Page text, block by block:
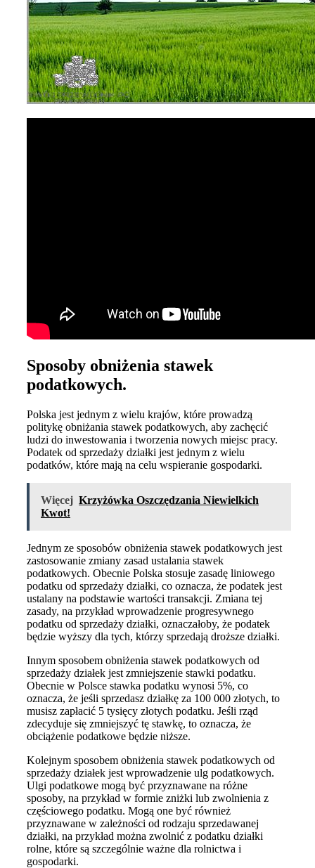
Sposoby obniżenia stawek
podatkowych.
Polska jest jednym z wielu krajów, które prowadzą
politykę obniżania stawek podatkowych, aby zachęcić
ludzi do inwestowania i tworzenia nowych miejsc pracy.
Podatek od sprzedaży działki jest jednym z wielu
podatków, które mają na celu wspieranie gospodarki.
Więcej Krzyżówka Oszczędzania Niewielkich
Kwot!
Jednym ze sposobów obniżenia stawek podatkowych jest
zastosowanie zmiany zasad ustalania stawek
podatkowych. Obecnie Polska stosuje zasadę liniowego
podatku od sprzedaży działki, co oznacza, że podatek jest
ustalany na podstawie wartości transakcji. Zmiana tej
zasady, na przykład wprowadzenie progresywnego
podatku od sprzedaży działki, oznaczałoby, że podatek
będzie wyższy dla tych, którzy sprzedają droższe działki.
Innym sposobem obniżenia stawek podatkowych od
sprzedaży działek jest zmniejszenie stawki podatku.
Obecnie w Polsce stawka podatku wynosi 5%, co
oznacza, że jeśli sprzedasz działkę za 100 000 złotych, to
musisz zapłacić 5 tysięcy złotych podatku. Jeśli rząd
zdecyduje się zmniejszyć tę stawkę, to oznacza, że
obciążenie podatkowe będzie niższe.
Kolejnym sposobem obniżenia stawek podatkowych od
sprzedaży działek jest wprowadzenie ulg podatkowych.
Ulgi podatkowe mogą być przyznawane na różne
sposoby, na przykład w formie zniżki lub zwolnienia z
częściowego podatku. Mogą one być również
przyznawane w zależności od rodzaju sprzedawanej
działki, na przykład można zwolnić z podatku działki
rolne, które są szczególnie ważne dla rolnictwa i
gospodarki.